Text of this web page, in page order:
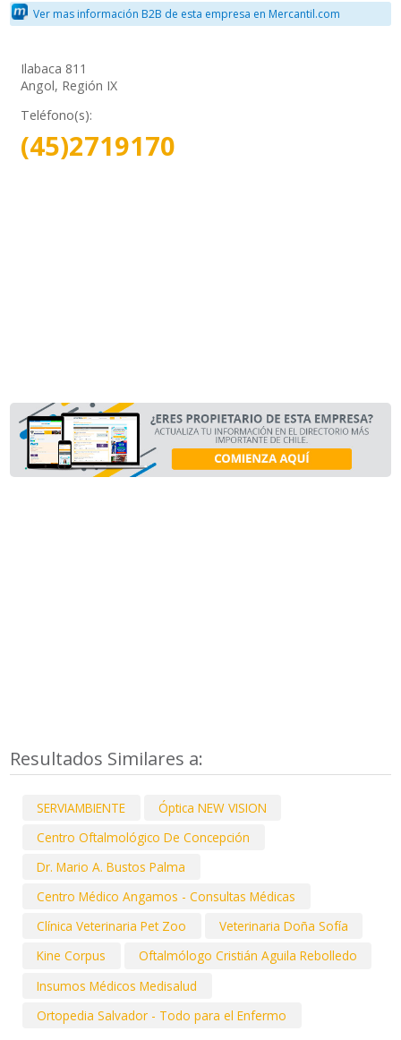
Ver mas información B2B de esta empresa en Mercantil.com
Ilabaca 811
Angol, Región IX
Teléfono(s):
(45)2719170
Resultados Similares a:
SERVIAMBIENTE
Óptica NEW VISION
Centro Oftalmológico De Concepción
Dr. Mario A. Bustos Palma
Centro Médico Angamos - Consultas Médicas
Clínica Veterinaria Pet Zoo
Veterinaria Doña Sofía
Kine Corpus
Oftalmólogo Cristián Aguila Rebolledo
Insumos Médicos Medisalud
Ortopedia Salvador - Todo para el Enfermo